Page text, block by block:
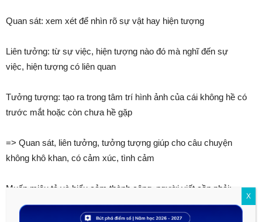
Quan sát: xem xét để nhìn rõ sự vật hay hiện tượng
Liên tưởng: từ sự việc, hiện tượng nào đó mà nghĩ đến sự
việc, hiện tượng có liên quan
Tưởng tượng: tạo ra trong tâm trí hình ảnh của cái không hề có
trước mắt hoặc còn chưa hề gặp
=> Quan sát, liên tưởng, tưởng tượng giúp cho câu chuyện
không khô khan, có cảm xúc, tình cảm
Muốn miêu tả và biểu cảm thành công, người viết cần phải:
Quan tâm, tìm hiểu cuộc sống con người và bản thân
X